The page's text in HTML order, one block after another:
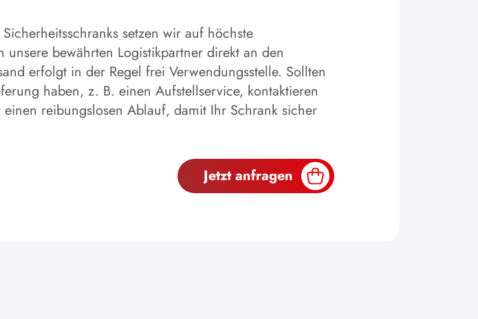
setzen wir auf höchste
bewährten Logistikpartner direkt an den
erfolgt in der Regel frei Verwendungsstelle. Sollten
haben, z. B. einen Aufstellservice, kontaktieren
reibungslosen Ablauf, damit Ihr Schrank sicher
Jetzt anfragen